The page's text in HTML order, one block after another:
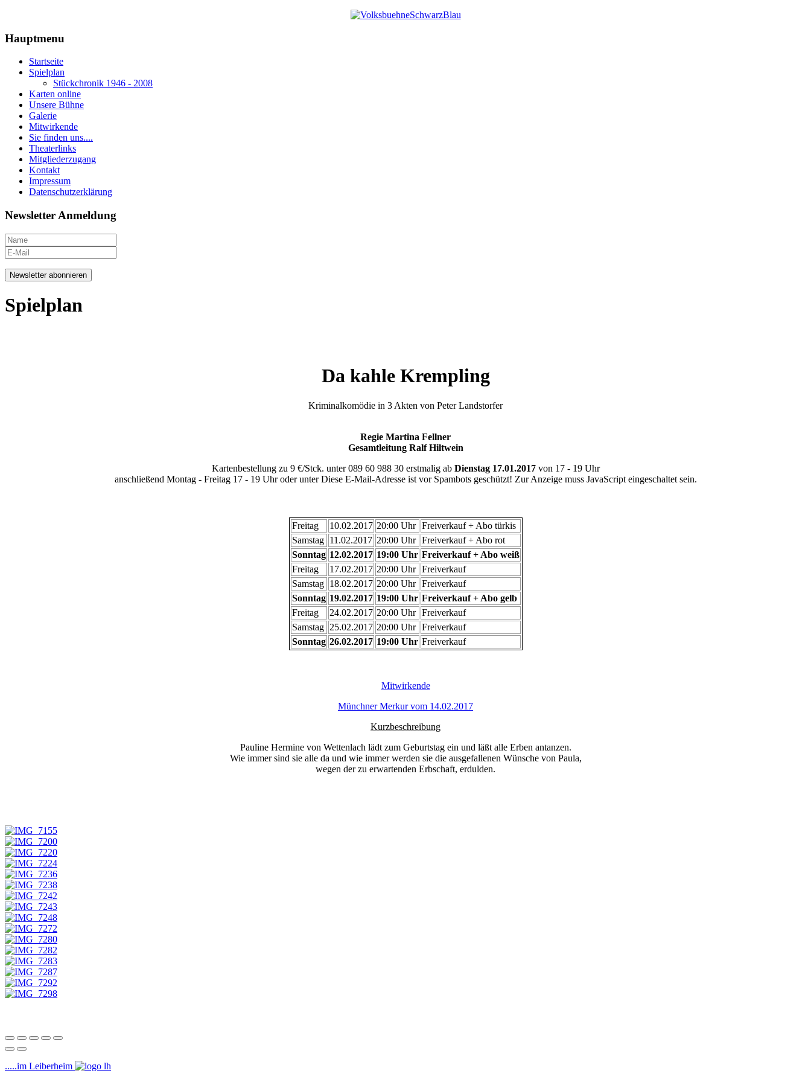
Hauptmenu
Startseite
Spielplan
Stückchronik 1946 - 2008
Karten online
Unsere Bühne
Galerie
Mitwirkende
Sie finden uns....
Theaterlinks
Mitgliederzugang
Kontakt
Impressum
Datenschutzerklärung
Newsletter Anmeldung
Newsletter abonnieren
Spielplan
Da kahle Krempling
Kriminalkomödie in 3 Akten von Peter Landstorfer
Regie Martina Fellner
Gesamtleitung Ralf Hiltwein
Kartenbestellung zu 9 €/Stck. unter 089 60 988 30 erstmalig ab Dienstag 17.01.2017von 17 - 19 Uhr
anschließend Montag - Freitag 17 - 19 Uhr oder unterDiese E-Mail-Adresse ist vor Spambots geschützt! Zur Anzeige muss JavaScript eingeschaltet sein.
Freitag 10.02.2017 20:00 Uhr
Freiverkauf + Abo türkis
Samstag
11.02.2017 20:00 Uhr
Freiverkauf + Abo rot
Sonntag 12.02.2017 19:00 Uhr Freiverkauf + Abo weiß
Freitag
17.02.2017 20:00 Uhr
Freiverkauf
Samstag
18.02.2017 20:00 Uhr
Freiverkauf
Sonntag 19.02.2017 19:00 Uhr Freiverkauf + Abo gelb
Freitag
24.02.2017 20:00 Uhr
Freiverkauf
Samstag
25.02.2017 20:00 Uhr
Freiverkauf
Sonntag 26.02.2017 19:00 Uhr Freiverkauf
Mitwirkende
Münchner Merkur vom 14.02.2017
Kurzbeschreibung
Pauline Hermine von Wettenlach lädt zum Geburtstag ein und läßt alle Erben antanzen.
Wie immer sind sie alle da und wie immer werden sie die ausgefallenen Wünsche von Paula,
wegen der zu erwartenden Erbschaft, erdulden.
.....im Leiberheim